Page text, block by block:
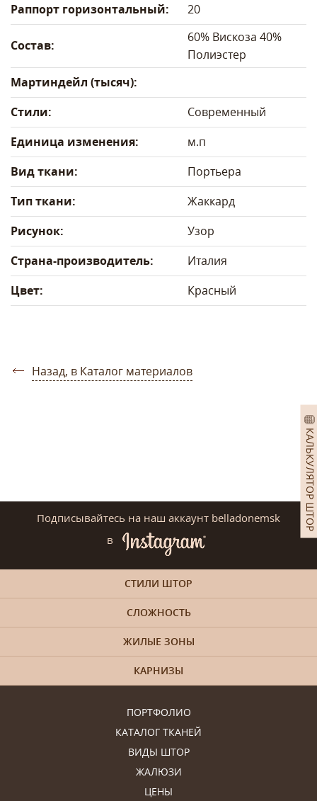
КАЛЬКУЛЯТОР ШТОР
Раппорт горизонтальный:
20
Состав:
60% Вискоза 40%
Полиэстер
Мартиндейл (тысяч):
Стили:
Современный
Единица изменения:
м.п
Вид ткани:
Портьера
Тип ткани:
Жаккард
Рисунок:
Узор
Страна-производитель:
Италия
Цвет:
Красный
Назад, в Каталог материалов
Подписывайтесь на наш аккаунт belladonemsk
в
ПОРТФОЛИО
КАТАЛОГ ТКАНЕЙ
ВИДЫ ШТОР
ЖАЛЮЗИ
ЦЕНЫ
СТИЛИ ШТОР
СЛОЖНОСТЬ
ЖИЛЫЕ ЗОНЫ
КАРНИЗЫ